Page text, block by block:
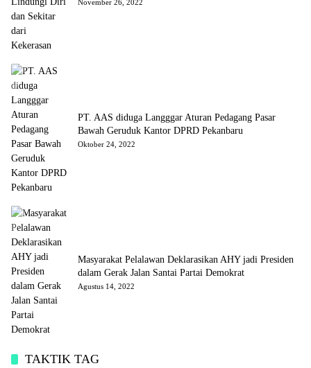
November 26, 2022
PT. AAS diduga Langggar Aturan Pedagang Pasar
Bawah Geruduk Kantor DPRD Pekanbaru
Oktober 24, 2022
Masyarakat Pelalawan Deklarasikan AHY jadi Presiden
dalam Gerak Jalan Santai Partai Demokrat
Agustus 14, 2022
TAKTIK TAG